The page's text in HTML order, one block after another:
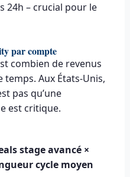
24h – crucial pour le
par compte
combien de revenus
Aux États-Unis,
pas qu’une
est critique.
stage avancé ×
cycle moyen